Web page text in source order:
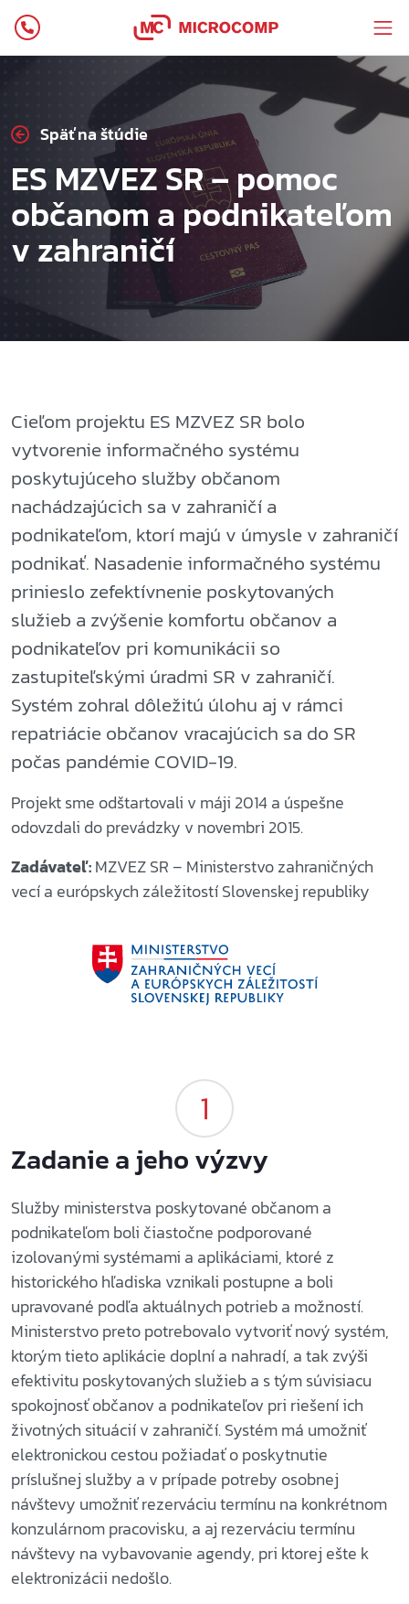
Späť na štúdie
ES MZVEZ SR – pomoc
občanom a podnikateľom
v zahraničí
Cieľom projektu ES MZVEZ SR bolo
vytvorenie informačného systému
poskytujúceho služby občanom
nachádzajúcich sa v zahraničí a
podnikateľom, ktorí majú v úmysle v zahraničí
podnikať. Nasadenie informačného systému
prinieslo zefektívnenie poskytovaných
služieb a zvýšenie komfortu občanov a
podnikateľov pri komunikácii so
zastupiteľskými úradmi SR v zahraničí.
Systém zohral dôležitú úlohu aj v rámci
repatriácie občanov vracajúcich sa do SR
počas pandémie COVID-19.
Projekt sme odštartovali v máji 2014 a úspešne
odovzdali do prevádzky v novembri 2015.
Zadávateľ:MZVEZ SR – Ministerstvo zahraničných
vecí a európskych záležitostí Slovenskej republiky
Zadanie a jeho výzvy
Služby ministerstva poskytované občanom a
podnikateľom boli čiastočne podporované
izolovanými systémami a aplikáciami, ktoré z
historického hľadiska vznikali postupne a boli
upravované podľa aktuálnych potrieb a možností.
Ministerstvo preto potrebovalo vytvoriť nový systém,
ktorým tieto aplikácie doplní a nahradí, a tak zvýši
efektivitu poskytovaných služieb a s tým súvisiacu
spokojnosť občanov a podnikateľov pri riešení ich
životných situácií v zahraničí. Systém má umožniť
elektronickou cestou požiadať o poskytnutie
príslušnej služby a v prípade potreby osobnej
návštevy umožniť rezerváciu termínu na konkrétnom
konzulárnom pracovisku, a aj rezerváciu termínu
návštevy na vybavovanie agendy, pri ktorej ešte k
elektronizácii nedošlo.